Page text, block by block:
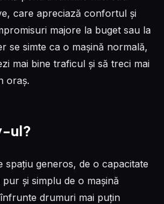
care apreciază confortul și
majore la buget sau la
se simte ca o mașină normală,
mai bine traficul și să treci mai
oraș.
ul?
spațiu generos, de o capacitate
și simplu de o mașină
drumuri mai puțin